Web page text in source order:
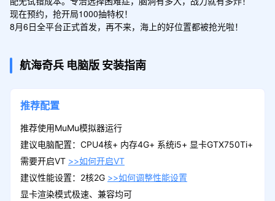
现在预约，抢开局1000抽特权！
8月6日全平台正式首发，再不来，海上的好位置都被抢光啦！
航海奇兵 电脑版 安装指南
推荐配置
推荐使用MuMu模拟器运行
建议电脑配置：CPU4核+ 内存4G+ 系统i5+ 显卡GTX750Ti+
需要开启VT >>如何开启VT
建议性能设置：2核2G >>如何调整性能设置
显卡渲染模式极速、兼容均可